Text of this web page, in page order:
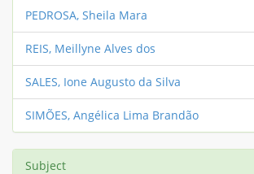
PEDROSA, Sheila Mara
REIS, Meillyne Alves dos
SALES, Ione Augusto da Silva
SIMÕES, Angélica Lima Brandão
Subject